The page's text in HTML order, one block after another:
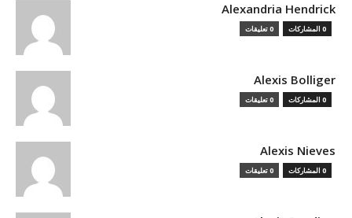
Alexandria Hendrick
0 المشاركات 0 تعليقات
Alexis Bolliger
0 المشاركات 0 تعليقات
Alexis Nieves
0 المشاركات 0 تعليقات